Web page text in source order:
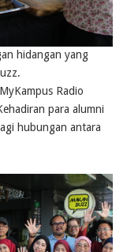
hidangan yang
Radio
para alumni
hubungan antara